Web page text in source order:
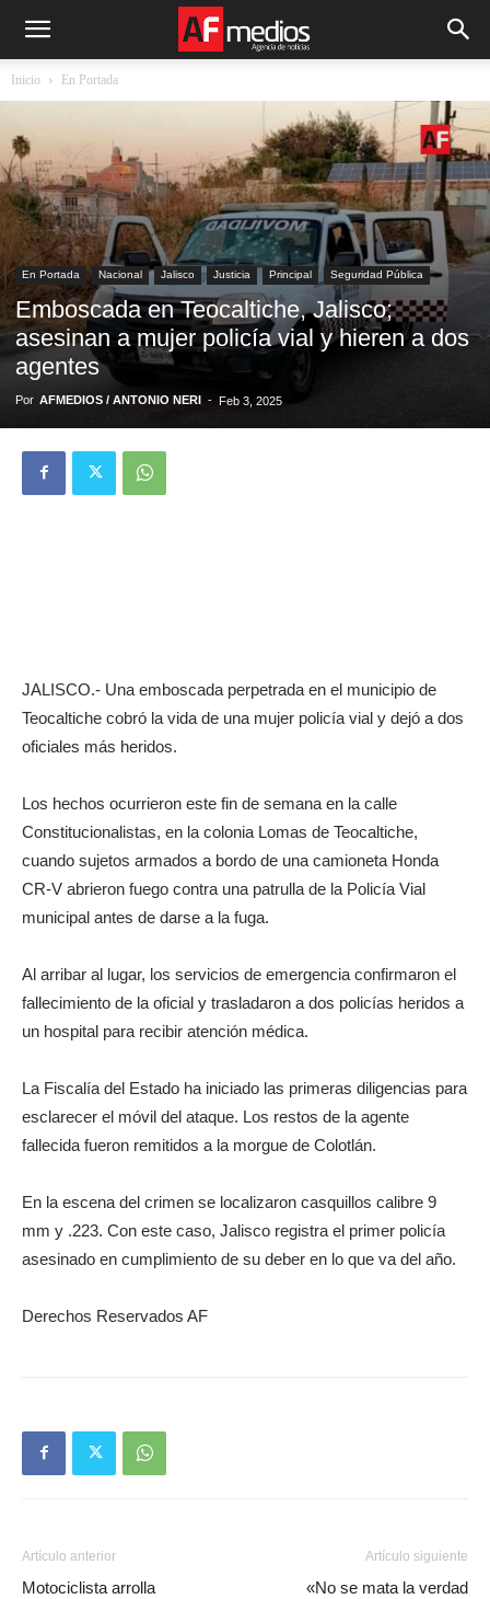
Inicio En Portada
En Portada Nacional Jalisco Justicia Principal Seguridad Pública
Emboscada en Teocaltiche, Jalisco;
asesinan a mujer policía vial y hieren a dos
agentes
Por AFMEDIOS / ANTONIO NERI - Feb 3, 2025
JALISCO.- Una emboscada perpetrada en el municipio de
Teocaltiche cobró la vida de una mujer policía vial y dejó a dos
oficiales más heridos.
Los hechos ocurrieron este fin de semana en la calle
Constitucionalistas, en la colonia Lomas de Teocaltiche,
cuando sujetos armados a bordo de una camioneta Honda
CR-V abrieron fuego contra una patrulla de la Policía Vial
municipal antes de darse a la fuga.
Al arribar al lugar, los servicios de emergencia confirmaron el
fallecimiento de la oficial y trasladaron a dos policías heridos a
un hospital para recibir atención médica.
La Fiscalía del Estado ha iniciado las primeras diligencias para
esclarecer el móvil del ataque. Los restos de la agente
fallecida fueron remitidos a la morgue de Colotlán.
En la escena del crimen se localizaron casquillos calibre 9
mm y .223. Con este caso, Jalisco registra el primer policía
asesinado en cumplimiento de su deber en lo que va del año.
Derechos Reservados AF
Artículo anterior
Motociclista arrolla
Artículo siguiente
«No se mata la verdad